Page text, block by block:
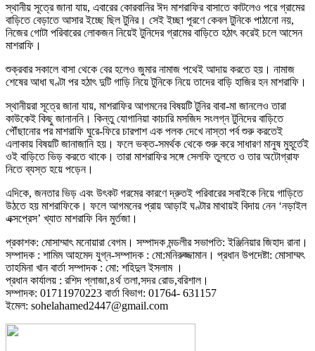
স্থানীয় সূত্রে জানা যায়, এবারের কোরবানির ঈদ মাশরাফির বাসাতে কাটলেও পরে গ্রামের
বাড়িতে বেড়াতে আসার ইচ্ছে ছিল টুনির। সেই ইচ্ছা পূরণে কেবল টুনিকে পাঠানো নয়,
নিজের গোটা পরিবারের লোকজন নিয়েই টুনিদের গ্রামের বাড়িতে হঠাৎ করেই চলে আসেন
মাশরাফি।
শুক্রবার সকালে বাসা থেকে বের হলেও জুমার নামাজ পথেই আদায় করতে হয়। নামাজ
শেষের আধা ঘণ্টা পর হঠাৎ দুটি গাড়ি নিয়ে টুনিকে নিয়ে তাদের বাড়ি হাজির হন মাশরাফি।
স্থানীয়রা সূত্রে জানা যায়, মাশরাফির আগমনের বিষয়টি টুনির বাবা-মা জানলেও তারা
কাউকেই কিছু জানাননি। কিন্তু যোগানিয়া কাচারি মসজিদ সংলগ্ন টুনিদের বাড়িতে
পৌঁছানোর পর মাশরাফি ঘুরে-ফিরে চারপাশ এক পলক দেখে নাস্তা পর্ব শুরু করতেই
এলাকায় বিষয়টি জানাজানি হয়। ফলে ভক্ত-সমর্থক থেকে শুরু করে সাধারণ মানুষ মুহূর্তেই
ওই বাড়িতে ভিড় করতে থাকে। তারা মাশরাফির সঙ্গে সেলফি তুলতে ও তার অটোগ্রাফ
নিতে ব্যস্ত হয়ে পড়েন।
এদিকে, জনতার ভিড় এবং উৎকট গরমের কারণে দ্রুতই পরিবারের সবাইকে নিয়ে গাড়িতে
উঠতে হয় মাশরাফিকে। ফলে আগমনের প্রায় আড়াই ঘণ্টার মাথায়ই বিদায় নেন ‘নড়াইল
এক্সপ্রেস’ খ্যাত মাশরাফি বিন মুর্তজা।
প্রকাশক: মোসাম্মাৎ মনোয়ারা বেগম। সম্পাদক মন্ডলীর সভাপতি: ইঞ্জিনিয়ার জিহাদ রানা।
সম্পাদক : শামিম আহমেদ যুগ্ন-সম্পাদক : মো:মনিরুজ্জামান। প্রধান উপদেষ্টা: মোসাম্মৎ
তাহমিনা খান বার্তা সম্পাদক : মো: শহিদুল ইসলাম ।
প্রধান কার্যালয় : রশিদ প্লাজা,৪র্থ তলা,সদর রোড,বরিশাল।
সম্পাদক: 01711970223 বার্তা বিভাগ: 01764- 631157
ইমেল: sohelahamed2447@gmail.com